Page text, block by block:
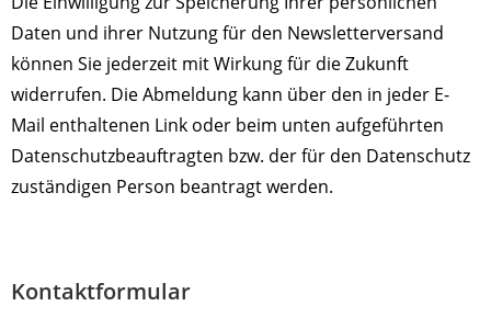
Daten und ihrer Nutzung für den Newsletterversand
können Sie jederzeit mit Wirkung für die Zukunft
widerrufen. Die Abmeldung kann über den in jeder E-
Mail enthaltenen Link oder beim unten aufgeführten
Datenschutzbeauftragten bzw. der für den Datenschutz
zuständigen Person beantragt werden.
Kontaktformular